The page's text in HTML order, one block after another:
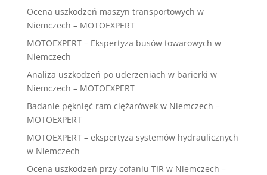
Ocena uszkodzeń maszyn transportowych w
Niemczech – MOTOEXPERT
MOTOEXPERT – Ekspertyza busów towarowych w
Niemczech
Analiza uszkodzeń po uderzeniach w barierki w
Niemczech – MOTOEXPERT
Badanie pęknięć ram ciężarówek w Niemczech –
MOTOEXPERT
MOTOEXPERT – ekspertyza systemów hydraulicznych
w Niemczech
Ocena uszkodzeń przy cofaniu TIR w Niemczech –